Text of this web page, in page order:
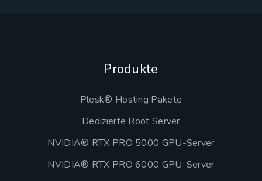
Produkte
Plesk® Hosting Pakete
Dedizierte Root Server
NVIDIA® RTX PRO 5000 GPU-Server
NVIDIA® RTX PRO 6000 GPU-Server